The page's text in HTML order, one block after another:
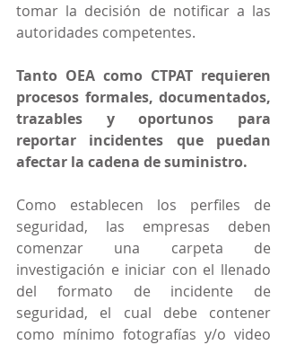
tomar la decisión de notificar a las
autoridades competentes.
Tanto OEA como CTPAT requieren
procesos formales, documentados,
trazables y oportunos para
reportar incidentes que puedan
afectar la cadena de suministro.
Como establecen los perfiles de
seguridad, las empresas deben
comenzar una carpeta de
investigación e iniciar con el llenado
del formato de incidente de
seguridad, el cual debe contener
como mínimo fotografías y/o video